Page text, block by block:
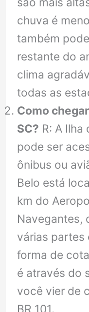
chuva é
também
restante do
clima
todas as
Como
SC? R: A Ilha
pode ser
ônibus ou
Belo está
km do
Navegantes,
várias partes
forma de
é através do
você vier de